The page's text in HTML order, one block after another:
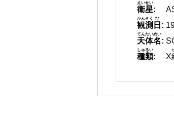
衛星
えいせい
:
観測
かんそく
日
び
:
天体名
てんたいめい
:
種類
しゅるい
: X